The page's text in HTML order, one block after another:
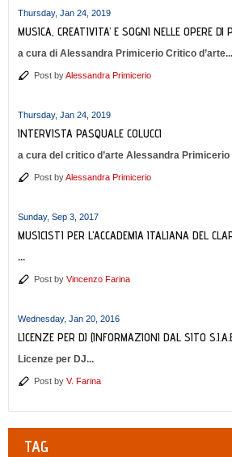
Thursday, Jan 24, 2019
MUSICA, CREATIVITA’ E SOGNI NELLE OPERE DI
a cura di Alessandra Primicerio Critico d’arte...
Post byAlessandra Primicerio
Thursday, Jan 24, 2019
INTERVISTA PASQUALE COLUCCI
a cura del critico d’arte Alessandra Primicerio
Post byAlessandra Primicerio
Sunday, Sep 3, 2017
MUSICISTI PER L'ACCADEMIA ITALIANA DEL
...
Post by Vincenzo Farina
Wednesday, Jan 20, 2016
LICENZE PER DJ (INFORMAZIONI DAL SITO
Licenze per DJ...
Post by V. Farina
TAG